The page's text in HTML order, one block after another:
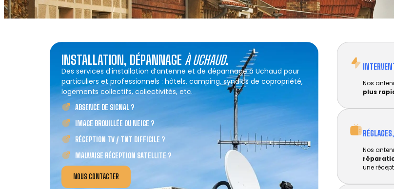
INSTALLATION, DÉPANNAGE À UCHAUD.
Des services d’installation d’antenne et de dépannage à Uchaud pour
particuliers et professionnels : hôtels, camping, syndics de copropriété,
logements collectifs, collectivités, etc.
ABSENCE DE SIGNAL ?
IMAGE BROUILLÉE OU NEIGE ?
RÉCEPTION TV / TNT DIFFICILE ?
MAUVAISE RÉCEPTION SATELLITE ?
NOUS CONTACTER
Nos
plus
Nos
une